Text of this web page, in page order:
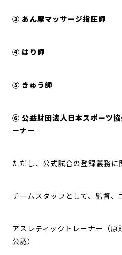
③ あん摩マッサージ指圧師
④ はり師
⑤ きゅう師
⑥ 公益財団法人日本スポーツ
ーナー
ただし、公式試合の登録義務に
チームスタッフとして、監督、
アスレティックトレーナー（
公認）